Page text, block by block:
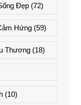
Đẹp (72)
Hứng(59)
Thương(18)
(10)